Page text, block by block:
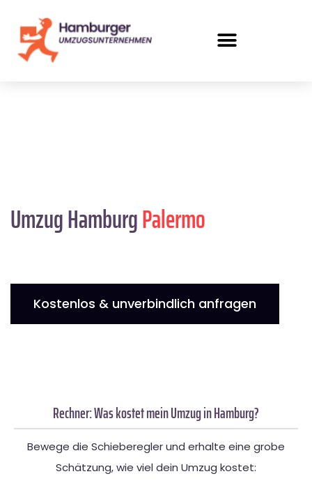
Umzug HamburgPalermo
Kostenlos & unverbindlich anfragen
Rechner: Was kostet mein Umzug in Hamburg?
Bewege die Schieberegler und erhalte eine grobe
Schätzung, wie viel dein Umzug kostet: